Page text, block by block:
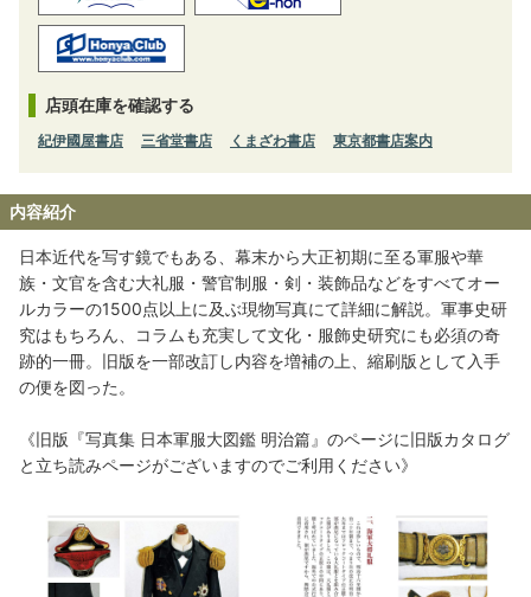
店頭在庫を確認する
紀伊國屋書店 三省堂書店 くまざわ書店 東京都書店案内
内容紹介
日本近代を写す鏡でもある、幕末から大正初期に至る軍服や華
族・文官を含む大礼服・警官制服・剣・装飾品などをすべてオー
ルカラーの1500点以上に及ぶ現物写真にて詳細に解説。軍事史研
究はもちろん、コラムも充実して文化・服飾史研究にも必須の奇
跡的一冊。旧版を一部改訂し内容を増補の上、縮刷版として入手
の便を図った。
《旧版『写真集 日本軍服大図鑑 明治篇』のページに旧版カタログ
と立ち読みページがございますのでご利用ください》